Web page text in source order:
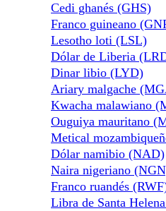
Cedi ghanés (GHS)
Franco guineano
Lesotho loti (LSL)
Dólar de Liberia
Dinar libio (LYD)
Ariary malgache
Kwacha malawiano
Ouguiya mauritano
Metical
Dólar namibio (NAD)
Naira nigeriano
Franco ruandés
Libra de Santa